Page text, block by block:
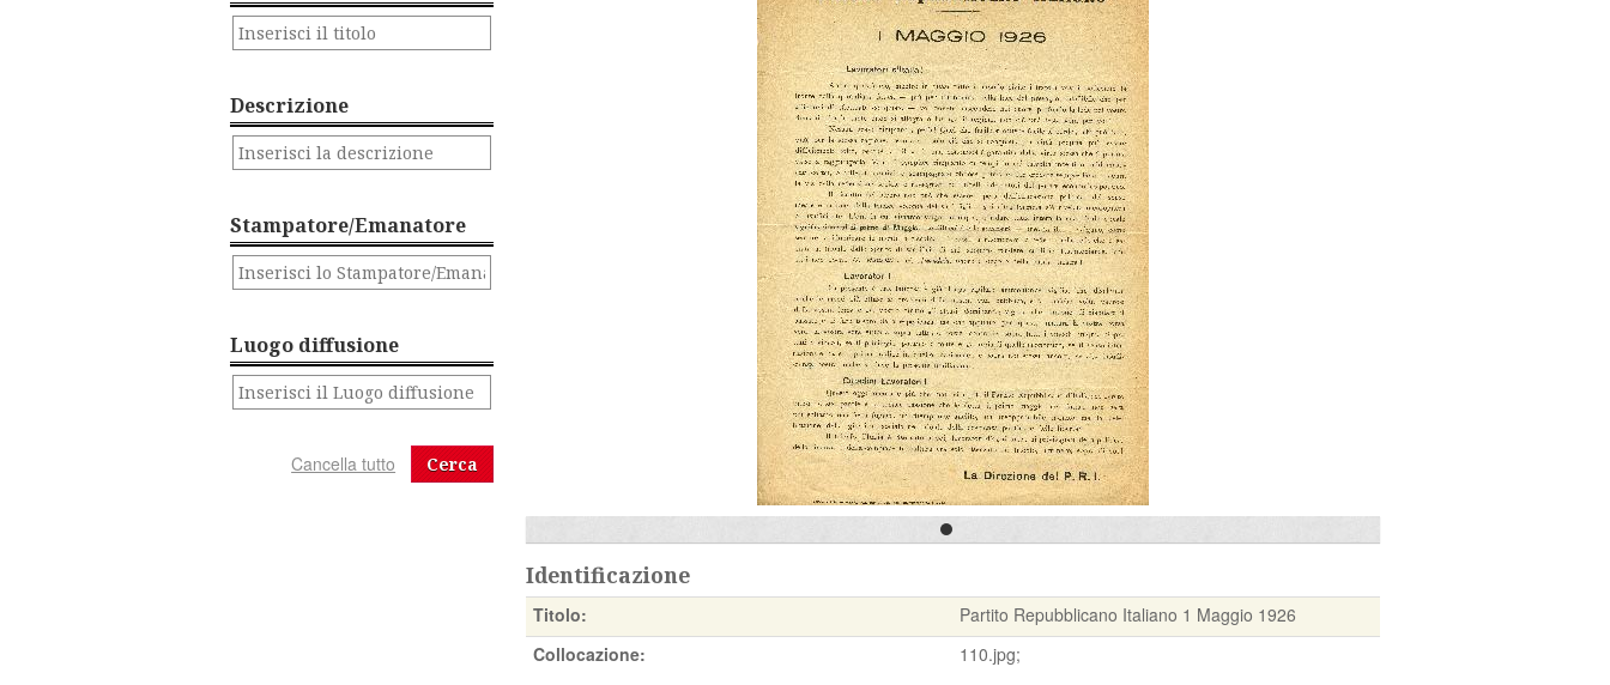
Descrizione
Stampatore/Emanatore
Luogo diffusione
Cerca
Identificazione
Titolo:
Partito Repubblicano Italiano 1 Maggio 1926
Collocazione:
110.jpg;